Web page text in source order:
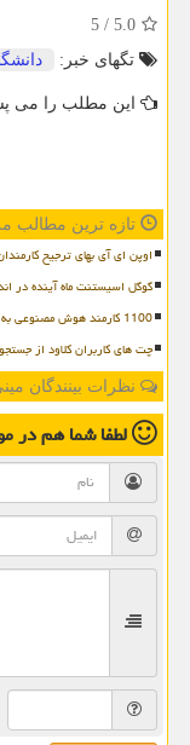
5.0
/
5
تگهای خبر:
این مطلب را می
تازه ترین مطالب
اوپن ای آی بهای ترجیح
گوگل اسیستنت ماه آینده در
1100 کارمند هوش مصنوعی به دولت آمریکا نامه نوشتند
چت های کاربران کلاود از
نظرات بینندگان
لطفا شما همدر